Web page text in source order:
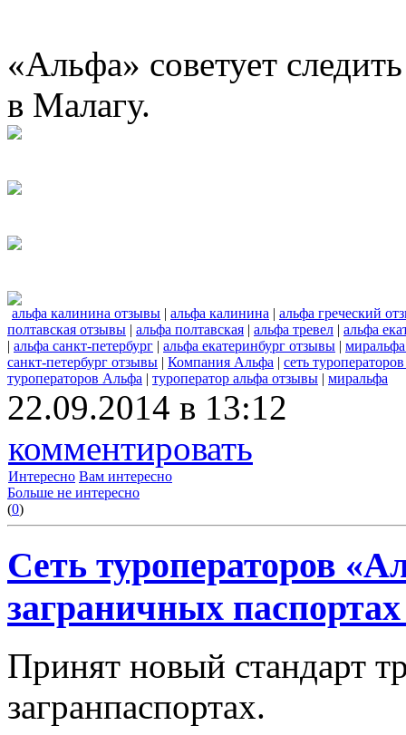
«Альфа» советует
в Малагу.
альфа калинина отзывы | альфа калинина | альфа греческий
полтавская отзывы | альфа полтавская | альфа тревел | альфа
| альфа санкт-петербург | альфа екатеринбург отзывы |
санкт-петербург отзывы | Компания Альфа | сеть
туроператоров Альфа | туроператор альфа отзывы | миральфа
22.09.2014 в 13:12
комментировать
Интересно Вам интересно
Больше не интересно
(0)
Сеть туроператоров
заграничных
Принят новый стандарт
загранпаспортах.